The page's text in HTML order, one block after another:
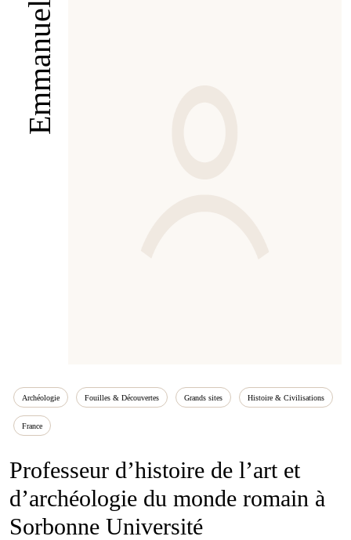
Archéologie Fouilles & Découvertes Grands sites Histoire & Civilisations
France
Professeur d’histoire de l’art et
d’archéologie du monde romain à
Sorbonne Université